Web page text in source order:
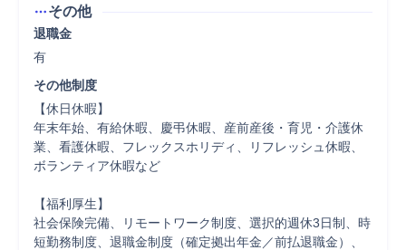
その他
退職金
有
その他制度
【休日休暇】
年末年始、有給休暇、慶弔休暇、産前産後・育児・介護休
業、看護休暇、フレックスホリディ、リフレッシュ休暇、
ボランティア休暇など
【福利厚生】
社会保険完備、リモートワーク制度、選択的週休3日制、時
短勤務制度、退職金制度（確定拠出年金／前払退職金）、